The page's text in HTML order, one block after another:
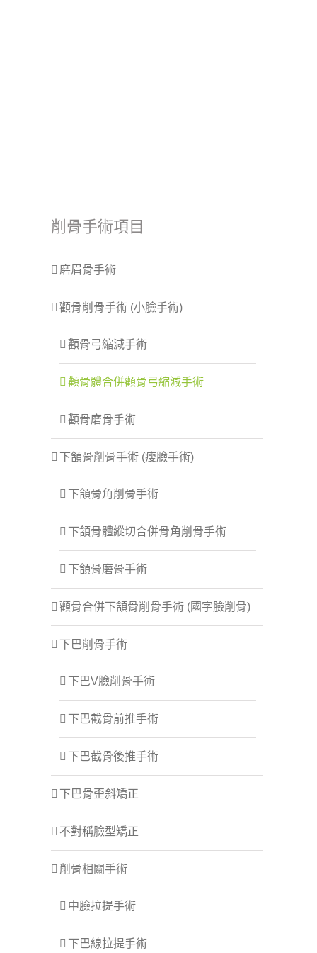
削骨手術項目
磨眉骨手術
顴骨削骨手術 (小臉手術)
顴骨弓縮減手術
顴骨體合併顴骨弓縮減手術
顴骨磨骨手術
下頷骨削骨手術 (瘦臉手術)
下頷骨角削骨手術
下頷骨體縱切合併骨角削骨手術
下頷骨磨骨手術
顴骨合併下頷骨削骨手術 (國字臉削骨)
下巴削骨手術
下巴V臉削骨手術
下巴截骨前推手術
下巴截骨後推手術
下巴骨歪斜矯正
不對稱臉型矯正
削骨相關手術
中臉拉提手術
下巴線拉提手術